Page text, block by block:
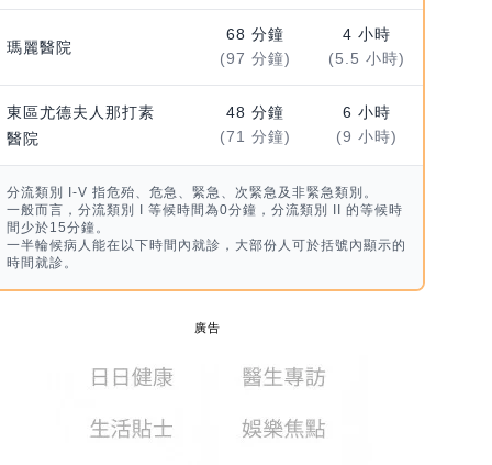
瑪麗醫院
68 分鐘
(97 分鐘)
4 小時
(5.5 小時)
東區尤德夫人那打素
醫院
48 分鐘
(71 分鐘)
6 小時
(9 小時)
分流類別 I-V 指危殆、危急、緊急、次緊急及非緊急類別。
一般而言，分流類別 I 等候時間為0分鐘，分流類別 II 的等候時
間少於15分鐘。
一半輪候病人能在以下時間內就診，大部份人可於括號內顯示的
時間就診。
廣告